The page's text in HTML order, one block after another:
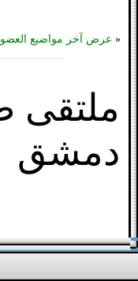
« عرض آخر مواضيع العضو
ملتقى
دمشق